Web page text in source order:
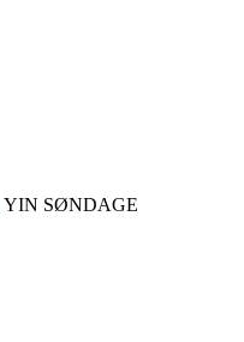
YIN SØNDAGE